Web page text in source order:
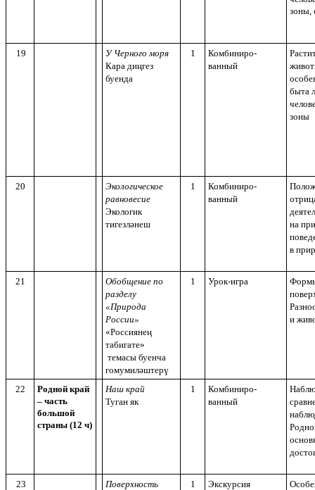
зоны,
19
У Черного моря
Кара диңгез
буенда
1
Комбиниро-
ванный
быта
зоны
20
Экологическое
равновесие
Экологик
тигезләнеш
1
Комбиниро-
ванный
на
в
21
Обобщение по
разделу
«Природа
России»
«Россиянең
табигате»
темасы буенча
гомумиләштерү
1 Урок-игра
и
22
Родной край
– часть
большой
страны (12 ч)
Наш край
Туган як
1
Комбиниро-
ванный
23
Поверхность
1 Экскурсия